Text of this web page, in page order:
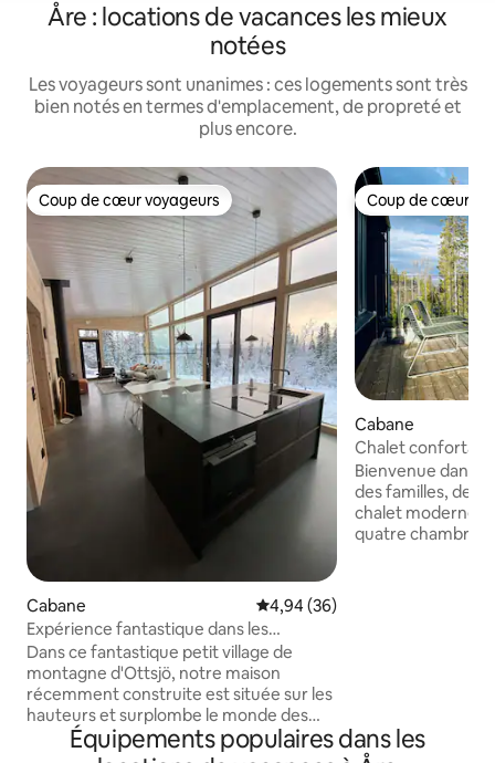
Åre : locations de vacances les mieux
notées
Les voyageurs sont unanimes : ces logements sont très
bien notés en termes d'emplacement, de propreté et
plus encore.
Coup de cœur voyageurs
Coup de cœur voyageurs
Cabane Évaluation moyenne sur la
4,94 (36)
Expérience fantastique dans les
montagnes à Ottsjö à Åre
Dans ce fantastique petit village de
montagne d'Ottsjö, notre maison
récemment construite est située sur les
hauteurs et surplombe le monde des
montagnes d'Åre. La maison fait 76 m²
avec des fenêtres panoramiques et de
Coup de cœur
Coup de cœur
Cabane
Chalet
cheminée dans la
Bienvenue dans
des familles, des
chalet moderne
quatre chambres
magasin de
Équipements populaires dans les